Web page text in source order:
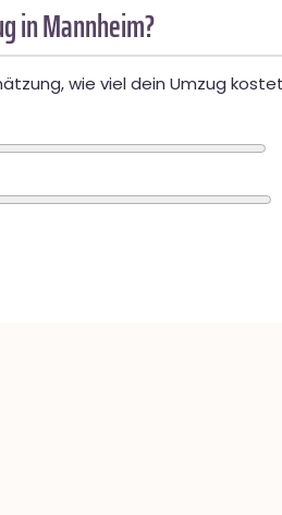
in Mannheim?
wie viel dein Umzug